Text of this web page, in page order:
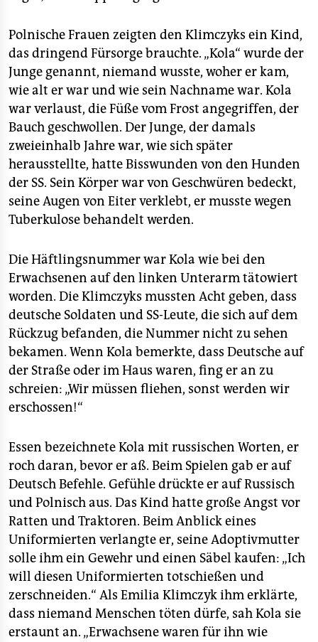
Polnische Frauen zeigten den Klimczyks ein Kind,
das dringend Fürsorge brauchte. „Kola“ wurde der
Junge genannt, niemand wusste, woher er kam,
wie alt er war und wie sein Nachname war. Kola
war verlaust, die Füße vom Frost angegriffen, der
Bauch geschwollen. Der Junge, der damals
zweieinhalb Jahre war, wie sich später
herausstellte, hatte Bisswunden von den Hunden
der SS. Sein Körper war von Geschwüren bedeckt,
seine Augen von Eiter verklebt, er musste wegen
Tuberkulose behandelt werden.
Die Häftlingsnummer war Kola wie bei den
Erwachsenen auf den linken Unterarm tätowiert
worden. Die Klimczyks mussten Acht geben, dass
deutsche Soldaten und SS-Leute, die sich auf dem
Rückzug befanden, die Nummer nicht zu sehen
bekamen. Wenn Kola bemerkte, dass Deutsche auf
der Straße oder im Haus waren, fing er an zu
schreien: „Wir müssen fliehen, sonst werden wir
erschossen!“
Essen bezeichnete Kola mit russischen Worten, er
roch daran, bevor er aß. Beim Spielen gab er auf
Deutsch Befehle. Gefühle drückte er auf Russisch
und Polnisch aus. Das Kind hatte große Angst vor
Ratten und Traktoren. Beim Anblick eines
Uniformierten verlangte er, seine Adoptivmutter
solle ihm ein Gewehr und einen Säbel kaufen: „Ich
will diesen Uniformierten totschießen und
zerschneiden.“ Als Emilia Klimczyk ihm erklärte,
dass niemand Menschen töten dürfe, sah Kola sie
erstaunt an. „Erwachsene waren für ihn wie